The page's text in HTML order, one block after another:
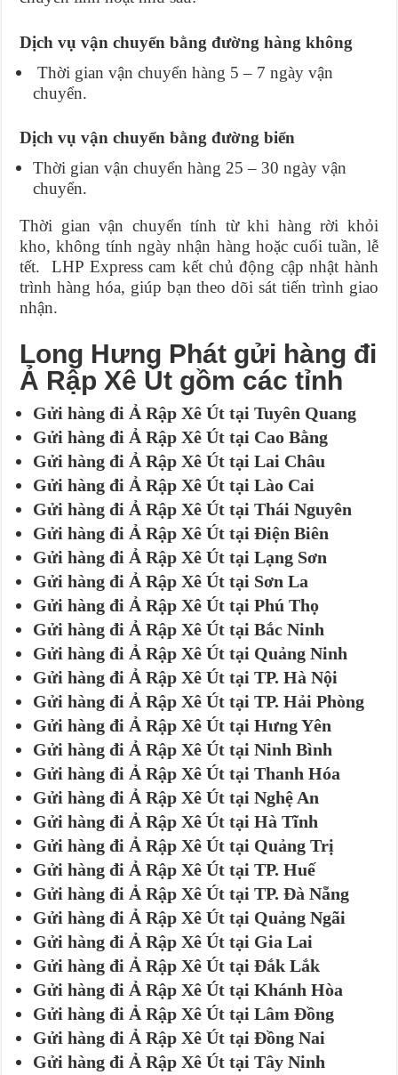
Dịch vụ vận chuyển bằng đường hàng không
Thời gian vận chuyển hàng 5 – 7 ngày vận
chuyển.
Dịch vụ vận chuyển bằng đường biển
Thời gian vận chuyển hàng 25 – 30 ngày vận
chuyển.
Thời gian vận chuyển tính từ khi hàng rời khỏi
kho, không tính ngày nhận hàng hoặc cuối tuần, lễ
tết. LHP Express cam kết chủ động cập nhật hành
trình hàng hóa, giúp bạn theo dõi sát tiến trình giao
nhận.
Long Hưng Phát gửi hàng đi
Ả Rập Xê Út gồm các tỉnh
Gửi hàng đi Ả Rập Xê Út tại Tuyên Quang
Gửi hàng đi Ả Rập Xê Út tại Cao Bằng
Gửi hàng đi Ả Rập Xê Út tại Lai Châu
Gửi hàng đi Ả Rập Xê Út tại Lào Cai
Gửi hàng đi Ả Rập Xê Út tại Thái Nguyên
Gửi hàng đi Ả Rập Xê Út tại Điện Biên
Gửi hàng đi Ả Rập Xê Út tại Lạng Sơn
Gửi hàng đi Ả Rập Xê Út tại Sơn La
Gửi hàng đi Ả Rập Xê Út tại Phú Thọ
Gửi hàng đi Ả Rập Xê Út tại Bắc Ninh
Gửi hàng đi Ả Rập Xê Út tại Quảng Ninh
Gửi hàng đi Ả Rập Xê Út tại TP. Hà Nội
Gửi hàng đi Ả Rập Xê Út tại TP. Hải Phòng
Gửi hàng đi Ả Rập Xê Út tại Hưng Yên
Gửi hàng đi Ả Rập Xê Út tại Ninh Bình
Gửi hàng đi Ả Rập Xê Út tại Thanh Hóa
Gửi hàng đi Ả Rập Xê Út tại Nghệ An
Gửi hàng đi Ả Rập Xê Út tại Hà Tĩnh
Gửi hàng đi Ả Rập Xê Út tại Quảng Trị
Gửi hàng đi Ả Rập Xê Út tại TP. Huế
Gửi hàng đi Ả Rập Xê Út tại TP. Đà Nẵng
Gửi hàng đi Ả Rập Xê Út tại Quảng Ngãi
Gửi hàng đi Ả Rập Xê Út tại Gia Lai
Gửi hàng đi Ả Rập Xê Út tại Đắk Lắk
Gửi hàng đi Ả Rập Xê Út tại Khánh Hòa
Gửi hàng đi Ả Rập Xê Út tại Lâm Đồng
Gửi hàng đi Ả Rập Xê Út tại Đồng Nai
Gửi hàng đi Ả Rập Xê Út tại Tây Ninh